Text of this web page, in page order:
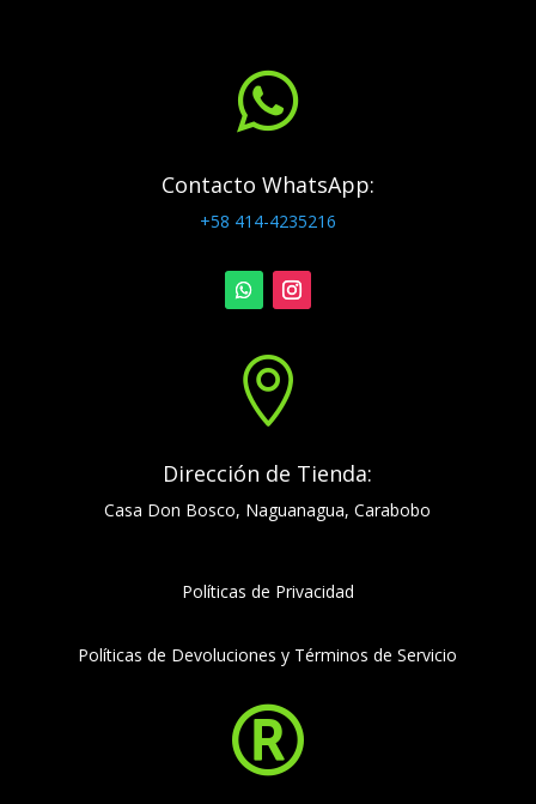

Contacto WhatsApp:
+58 414-4235216

Dirección de Tienda:
Casa Don Bosco, Naguanagua, Carabobo
Políticas de Privacidad
Políticas de Devoluciones y Términos de Servicio
